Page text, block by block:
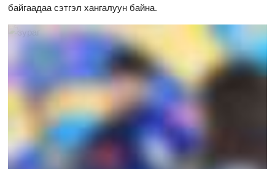
байгаадаа сэтгэл хангалуун байна.